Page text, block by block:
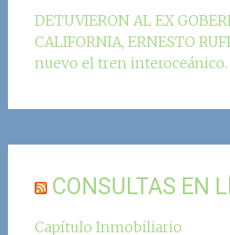
DETUVIERON AL EX
CALIFORNIA, ERNESTO
nuevo el tren interoceánico.
CONSULTAS EN
Capítulo Inmobiliario